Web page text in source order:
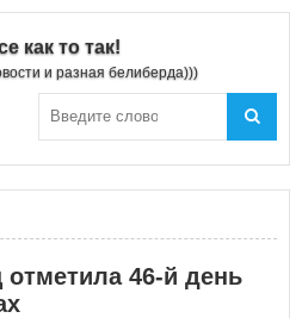
как то так!
и разная белиберда)))
46-й день